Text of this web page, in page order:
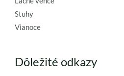
Stuhy
Vianoce
Dôležité odkazy